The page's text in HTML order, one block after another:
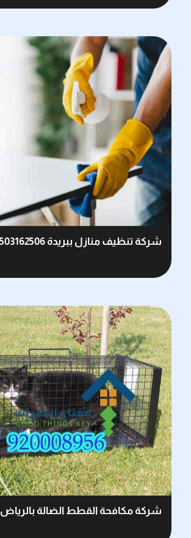
شركة تنظيف منازل ببريدة 0503162506
شركة مكافحة القطط الضالة بالرياض